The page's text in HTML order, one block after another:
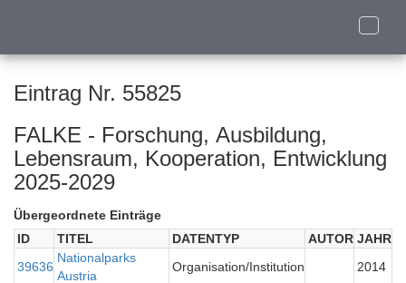
Toggle
Eintrag Nr. 55825
FALKE - Forschung, Ausbildung,
Lebensraum, Kooperation, Entwicklung
2025-2029
Übergeordnete Einträge
ID
TITEL DATENTYP AUTOR JAHR
39636
Nationalparks
Austria
Organisation/Institution 2014